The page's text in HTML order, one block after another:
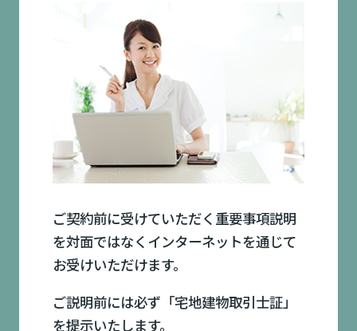
ご契約前に受けていただく重要事項説明
を対面ではなくインターネットを通じて
お受けいただけます。
ご説明前には必ず「宅地建物取引士証」
を提示いたします。